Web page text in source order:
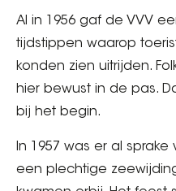
Al in 1956 gaf de VVV
tijdstippen waarop
konden zien uitrijden.
hier bewust in de pas.
bij het begin.
In 1957 was er al
een plechtige